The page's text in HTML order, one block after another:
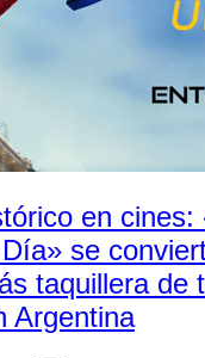
en cines:
se
taquillera de
Argentina